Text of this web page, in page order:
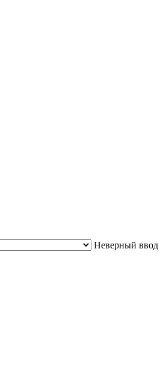
Неверный ввод